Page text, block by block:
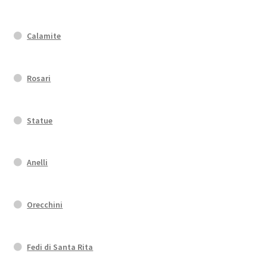
Calamite
Rosari
Statue
Anelli
Orecchini
Fedi di Santa Rita